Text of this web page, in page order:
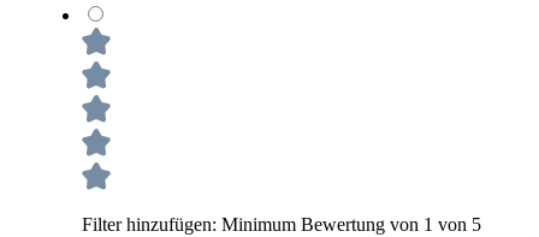
Filter hinzufügen: Minimum Bewertung von 1 von 5